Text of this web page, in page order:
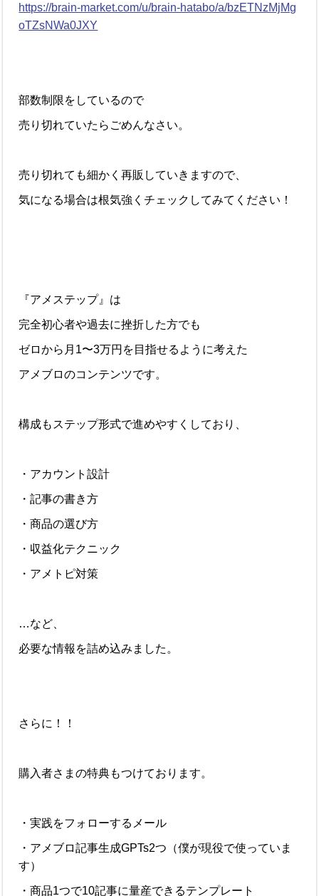
https://brain-market.com/u/brain-hatabo/a/bzETNzMjMg
oTZsNWa0JXY
部数制限をしているので
売り切れていたらごめんなさい。
売り切れても細かく再販していきますので、
気になる場合は根気強くチェックしてみてください！
『アメステップ』は
完全初心者や過去に挫折した方でも
ゼロから月1〜3万円を目指せるように考えた
アメブロのコンテンツです。
構成もステップ形式で進めやすくしており、
・アカウント設計
・記事の書き方
・商品の選び方
・収益化テクニック
・アメトピ対策
…など、
必要な情報を詰め込みました。
さらに！！
購入者さまの特典もつけております。
・実践をフォローするメール
・アメブロ記事生成GPTs2つ（僕が現役で使っていま
す）
・商品1つで10記事に量産できるテンプレート